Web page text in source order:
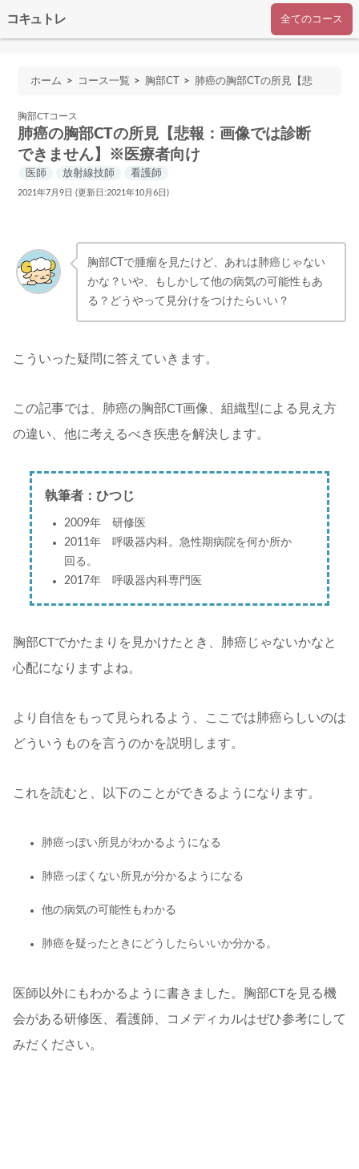
コキュトレ 全てのコース
ホーム コース一覧 胸部CT 肺癌の胸部CTの所見【悲
胸部CTコース
肺癌の胸部CTの所見【悲報：画像では診断
できません】※医療者向け
医師 放射線技師 看護師
2021年7月9日 (更新日:2021年10月6日)
胸部CTで腫瘤を見たけど、あれは肺癌じゃない
かな？いや、もしかして他の病気の可能性もあ
る？どうやって見分けをつけたらいい？
こういった疑問に答えていきます。
この記事では、肺癌の胸部CT画像、組織型による見え方
の違い、他に考えるべき疾患を解決します。
執筆者：ひつじ
2009年 研修医
2011年 呼吸器内科。急性期病院を何か所か
回る。
2017年 呼吸器内科専門医
胸部CTでかたまりを見かけたとき、肺癌じゃないかなと
心配になりますよね。
より自信をもって見られるよう、ここでは肺癌らしいのは
どういうものを言うのかを説明します。
これを読むと、以下のことができるようになります。
肺癌っぽい所見がわかるようになる
肺癌っぽくない所見が分かるようになる
他の病気の可能性もわかる
肺癌を疑ったときにどうしたらいいか分かる。
医師以外にもわかるように書きました。胸部CTを見る機
会がある研修医、看護師、コメディカルはぜひ参考にして
みだください。